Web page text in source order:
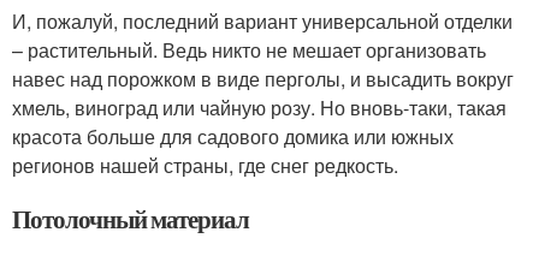
И, пожалуй, последний вариант универсальной отделки
– растительный. Ведь никто не мешает организовать
навес над порожком в виде перголы, и высадить вокруг
хмель, виноград или чайную розу. Но вновь-таки, такая
красота больше для садового домика или южных
регионов нашей страны, где снег редкость.
Потолочный материал